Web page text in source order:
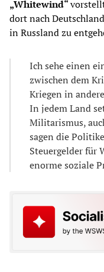
„Whitewind“
dort nach
in Russland zu
Ich sehe einen
zwischen dem
Kriegen in
In jedem Land
Militarismus,
sagen die
Steuergelder für
enorme soziale